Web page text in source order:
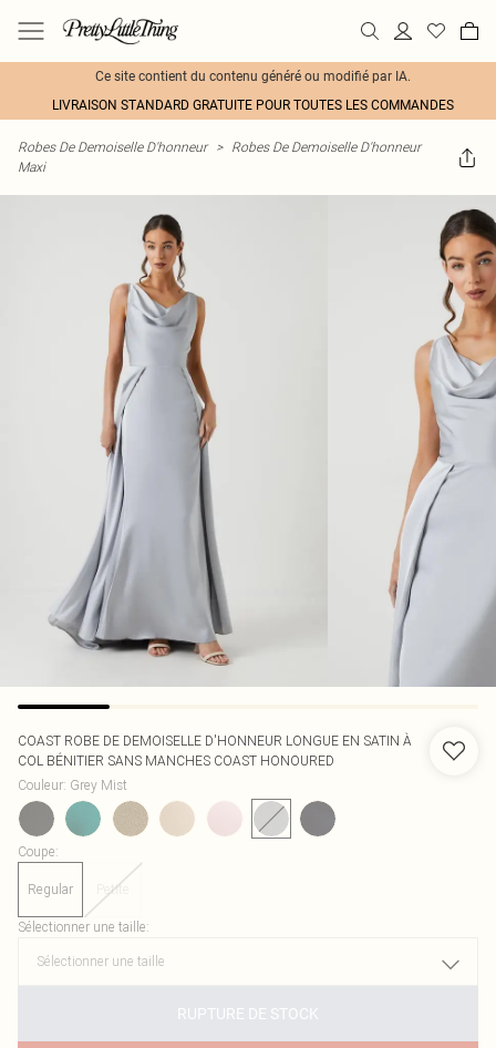
Ce site contient du contenu généré ou modifié par IA.
LIVRAISON STANDARD GRATUITE POUR TOUTES LES COMMANDES
Robes De Demoiselle D'honneur > Robes De Demoiselle D'honneur
Maxi
COAST ROBE DE DEMOISELLE D'HONNEUR LONGUE EN SATIN À
COL BÉNITIER SANS MANCHES COAST HONOURED
Couleur: Grey Mist
Coupe:
Regular Petite
Sélectionner une taille:
RUPTURE DE STOCK